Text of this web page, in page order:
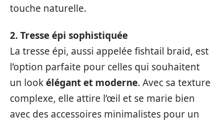
touche naturelle.
2. Tresse épi sophistiquée
La tresse épi, aussi appelée fishtail braid, est
l’option parfaite pour celles qui souhaitent
un lookélégant et moderne. Avec sa texture
complexe, elle attire l’œil et se marie bien
avec des accessoires minimalistes pour un